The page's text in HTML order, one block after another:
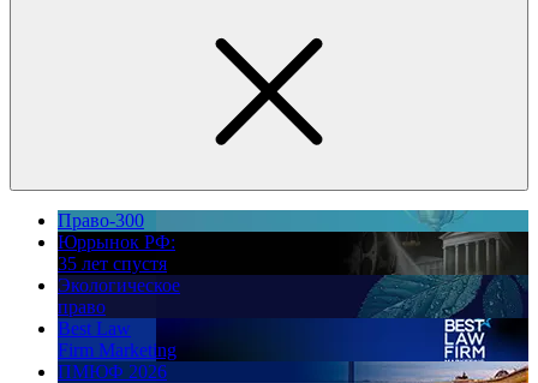
Право-300
Юррынок РФ:
35 лет спустя
Экологическое
право
Best Law
Firm Marketing
ПМЮФ 2026